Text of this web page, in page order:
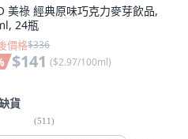
美祿 經典原味巧克力麥芽飲品,
24瓶
價格$336
$141 ($2.97/100ml)
貨
(511)